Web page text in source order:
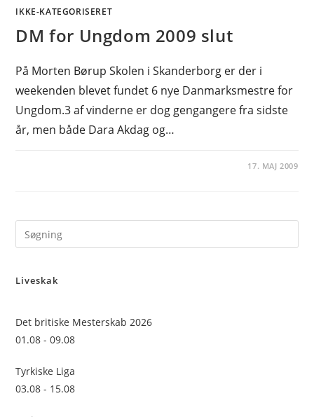
IKKE-KATEGORISERET
DM for Ungdom 2009 slut
På Morten Børup Skolen i Skanderborg er der i
weekenden blevet fundet 6 nye Danmarksmestre for
Ungdom.3 af vinderne er dog gengangere fra sidste
år, men både Dara Akdag og…
17. MAJ 2009
Liveskak
Det britiske Mesterskab 2026
01.08 - 09.08
Tyrkiske Liga
03.08 - 15.08